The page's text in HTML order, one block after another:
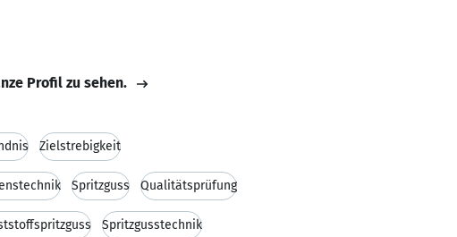
Profil zu sehen.
Zielstrebigkeit
Spritzguss Qualitätsprüfung
Spritzgusstechnik